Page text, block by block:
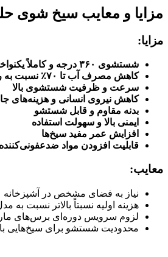
مزایا و معایب سیخ شوی
مزایا:
شستشوی ۳۶۰ درجه و کاملاً
کاهش مصرف آب تا ۷۰٪
نسبت
سرعت و ظرفیت شستشوی بالا
کاهش نیروی انسانی و هزینه‌های
بدنه مقاوم و قابل شستشو
ایمنی بالا و سهولت استفاده
افزایش عمر مفید سیخ‌ها
قابلیت افزودن مواد
معایب:
نیاز به فضای مشخص در آشپزخانه
هزینه اولیه نسبتاً بالاتر نسبت به
لزوم سرویس دوره‌ای برس‌های
محدودیت شستشو برای سیخ‌هایی با